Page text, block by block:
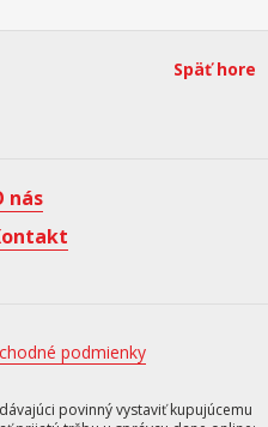
Späť hore
nás
podmienky
povinný vystaviť kupujúcemu